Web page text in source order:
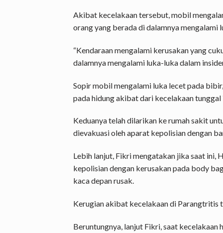
Akibat kecelakaan tersebut, mobil
orang yang berada di dalamnya mengalami
“Kendaraan mengalami kerusakan yang
dalamnya mengalami luka-luka dalam
Sopir mobil mengalami luka lecet pada
pada hidung akibat dari kecelakaan tunggal
Keduanya telah dilarikan ke rumah sakit
dievakuasi oleh aparat kepolisian dengan
Lebih lanjut, Fikri mengatakan jika saat ini,
kepolisian dengan kerusakan pada body
kaca depan rusak.
Kerugian akibat kecelakaan di Parangtritis
Beruntungnya, lanjut Fikri, saat kecelakaan